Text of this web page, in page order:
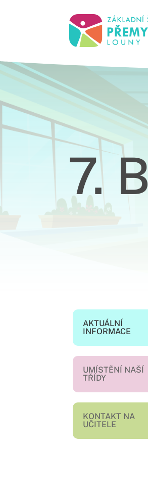
7. B
AKTUÁLNÍ
INFORMACE
UMÍSTĚNÍ NAŠÍ
TŘÍDY
KONTAKT NA
UČITELE